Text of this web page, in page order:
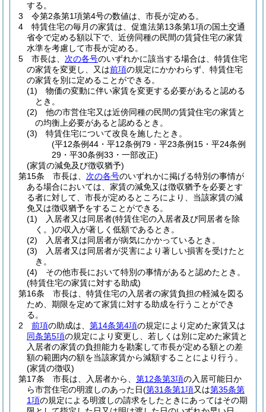
する。
3
令第2条第1項第4号の数値は、市長が定める。
4
特賃住宅の毎月の家賃は、促進法第13条第1項の国土交通
省令で定める額以下で、近傍同種の民間の賃貸住宅の家賃
水準を考慮して市長が定める。
5
市長は、 次の各号のいずれかに該当する場合は、特賃住宅
の家賃を変更し、又は前項の規定にかかわらず、特賃住宅
の家賃を別に定めることができる。
(1)
物価の変動に伴い家賃を変更する必要があると認める
とき。
(2)
他の市営住宅又は近傍同種の民間の賃貸住宅の家賃と
の均衡上必要があると認めるとき。
(3)
特賃住宅について改良を施したとき。
(平12条例44・平12条例79・平23条例15・平24条例
29・平30条例33・一部改正)
(家賃の減免及び徴収猶予)
第15条
市長は、 次の各号のいずれかに掲げる特別の事情が
ある場合においては、家賃の減免又は徴収猶予を必要とす
る者に対して、市長が定めるところにより、当該家賃の減
免又は徴収猶予をすることができる。
(1)
入居者又は同居者(特賃住宅の入居者及び同居者を除
く。)の収入が著しく低額であるとき。
(2)
入居者又は同居者が病気にかかっているとき。
(3)
入居者又は同居者が災害により著しい損害を受けたと
き。
(4)
その他市長において特別の事情があると認めたとき。
(特賃住宅の家賃に対する助成)
第16条
市長は、特賃住宅の入居者の家賃負担の軽減を図る
ため、期限を定めて家賃に対する助成を行うことができ
る。
2
前項の助成は、 第14条第4項の規定により定めた家賃又は
同条第5項の規定により変更し、若しくは別に定めた家賃と
入居者の家賃の負担能力を勘案して市長が定める額との差
額の範囲内の額を当該家賃から減額することにより行う。
(家賃の徴収)
第17条
市長は、入居者から、 第12条第3項の入居可能日か
ら市営住宅の明渡しのあった日(第31条第1項又は第35条第
1項の規定による明渡しの請求をしたときにあってはその期